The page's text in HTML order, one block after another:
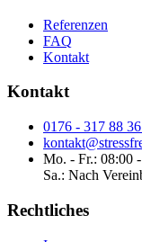
Referenzen
FAQ
Kontakt
Kontakt
0176 - 317 88
Mo. - Fr.: 08:00
Sa.: Nach
Rechtliches